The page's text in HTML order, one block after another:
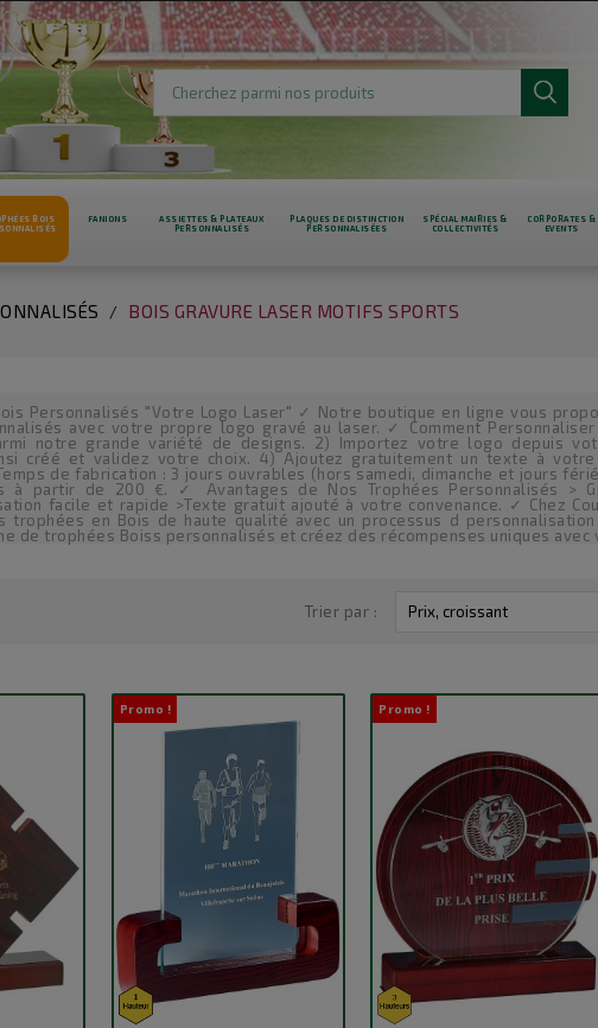
BOIS
FANIONS
ASSIETTES & PLATEAUX
PERSONNALISÉS
PLAQUES DE DISTINCTION
PERSONNALISÉES
SPÉCIAL MAIRIES &
COLLECTIVITÉS
CORPORATES &
EVENTS
BOIS GRAVURE LASER MOTIFS SPORTS
Personnalisés "Votre Logo Laser" ✓ Notre boutique en ligne vous
avec votre propre logo gravé au laser. ✓ Comment Personnaliser
notre grande variété de designs. 2) Importez votre logo depuis
créé et validez votre choix. 4) Ajoutez gratuitement un texte à
de fabrication : 3 jours ouvrables (hors samedi, dimanche et jours
à partir de 200 €. ✓ Avantages de Nos Trophées Personnalisés >
facile et rapide >Texte gratuit ajouté à votre convenance. ✓ Chez
trophées en Bois de haute qualité avec un processus d
de trophées Boiss personnalisés et créez des récompenses uniques
Trier par : Prix, croissant
Promo ! Promo !